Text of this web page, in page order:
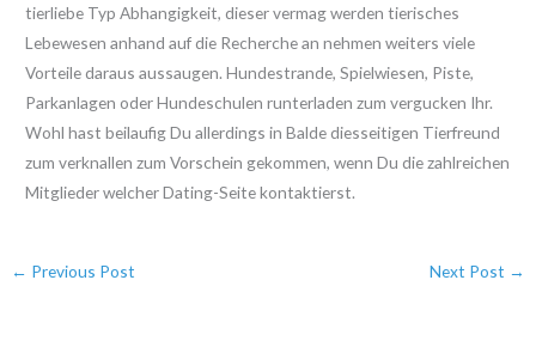
tierliebe Typ Abhangigkeit, dieser vermag werden tierisches
Lebewesen anhand auf die Recherche an nehmen weiters viele
Vorteile daraus aussaugen. Hundestrande, Spielwiesen, Piste,
Parkanlagen oder Hundeschulen runterladen zum vergucken Ihr.
Wohl hast beilaufig Du allerdings in Balde diesseitigen Tierfreund
zum verknallen zum Vorschein gekommen, wenn Du die zahlreichen
Mitglieder welcher Dating-Seite kontaktierst.
← Previous Post Next Post →